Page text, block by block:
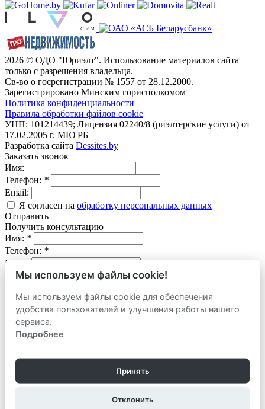
2026 © ОДО "Юриэлт". Использование материалов сайта
только с разрешения владельца.
Св-во о госрегистрации № 1557 от 28.12.2000.
Зарегистрировано Минским горисполкомом
Политика конфиденциальности
Правила обработки файлов cookie
УНП: 101214439; Лицензия 02240/8 (риэлтерские услуги) от
17.02.2005 г. МЮ РБ
Разработка сайта Dessites.by
Заказать звонок
Имя:
Телефон: *
Email:
Я согласен на обработку персональных данных
Отправить
Получить консультацию
Имя: *
Телефон: *
Email:
Я согласен наобработку персональных данных
Отправить
Оставить заявку
продать
Вид объекта:
Email:
Мы используем файлы cookie!
Мы используем файлы cookie для обеспечения
удобства пользователей и улучшения работы нашего
сервиса.
Подробнее
Принять
Отклонить